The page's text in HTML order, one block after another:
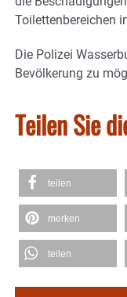
Toilettenbereichen
Die Polizei
Bevölkerung zu
Teilen Sie
teilen
merken
teilen